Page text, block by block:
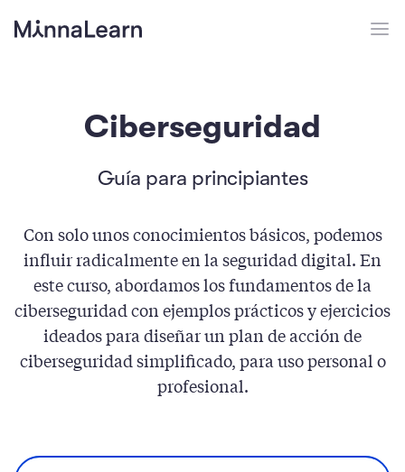
Ciberseguridad
Guía para principiantes
Con solo unos conocimientos básicos, podemos
influir radicalmente en la seguridad digital. En
este curso, abordamos los fundamentos de la
ciberseguridad con ejemplos prácticos y ejercicios
ideados para diseñar un plan de acción de
ciberseguridad simplificado, para uso personal o
profesional.